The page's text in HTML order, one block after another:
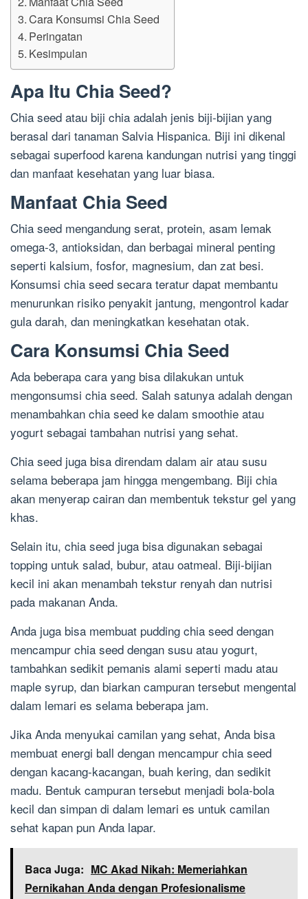
Cara Konsumsi Chia Seed
Peringatan
Kesimpulan
Apa Itu Chia Seed?
Chia seed atau biji chia adalah jenis biji-bijian yang
berasal dari tanaman Salvia Hispanica. Biji ini dikenal
sebagai superfood karena kandungan nutrisi yang tinggi
dan manfaat kesehatan yang luar biasa.
Manfaat Chia Seed
Chia seed mengandung serat, protein, asam lemak
omega-3, antioksidan, dan berbagai mineral penting
seperti kalsium, fosfor, magnesium, dan zat besi.
Konsumsi chia seed secara teratur dapat membantu
menurunkan risiko penyakit jantung, mengontrol kadar
gula darah, dan meningkatkan kesehatan otak.
Cara Konsumsi Chia Seed
Ada beberapa cara yang bisa dilakukan untuk
mengonsumsi chia seed. Salah satunya adalah dengan
menambahkan chia seed ke dalam smoothie atau
yogurt sebagai tambahan nutrisi yang sehat.
Chia seed juga bisa direndam dalam air atau susu
selama beberapa jam hingga mengembang. Biji chia
akan menyerap cairan dan membentuk tekstur gel yang
khas.
Selain itu, chia seed juga bisa digunakan sebagai
topping untuk salad, bubur, atau oatmeal. Biji-bijian
kecil ini akan menambah tekstur renyah dan nutrisi
pada makanan Anda.
Anda juga bisa membuat pudding chia seed dengan
mencampur chia seed dengan susu atau yogurt,
tambahkan sedikit pemanis alami seperti madu atau
maple syrup, dan biarkan campuran tersebut mengental
dalam lemari es selama beberapa jam.
Jika Anda menyukai camilan yang sehat, Anda bisa
membuat energi ball dengan mencampur chia seed
dengan kacang-kacangan, buah kering, dan sedikit
madu. Bentuk campuran tersebut menjadi bola-bola
kecil dan simpan di dalam lemari es untuk camilan
sehat kapan pun Anda lapar.
Baca Juga: MC Akad Nikah: Memeriahkan
Pernikahan Anda dengan Profesionalisme